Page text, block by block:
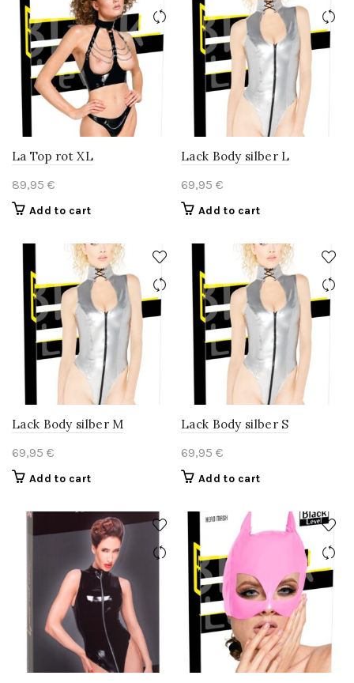
La Top rot XL
89,95 €
Add to cart
Lack Body silber L
69,95 €
Add to cart
Lack Body silber M
69,95 €
Add to cart
Lack Body silber S
69,95 €
Add to cart